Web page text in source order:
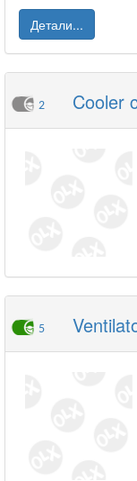
Детали...
2 Cooler
5